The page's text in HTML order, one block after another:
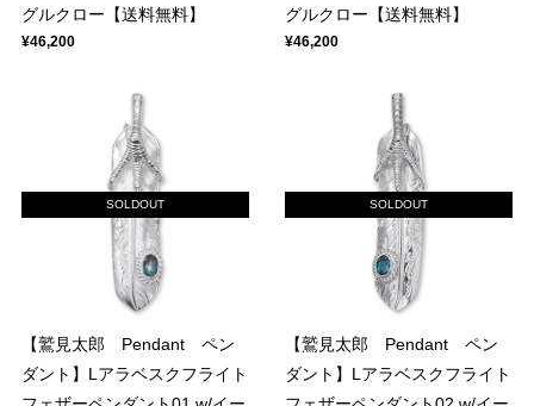
グルクロー【送料無料】
¥46,200
グルクロー【送料無料】
¥46,200
SOLDOUT
【鷲見太郎 Pendant ペン
ダント】Lアラベスクフライト
SOLDOUT
【鷲見太郎 Pendant ペン
ダント】Lアラベスクフライト